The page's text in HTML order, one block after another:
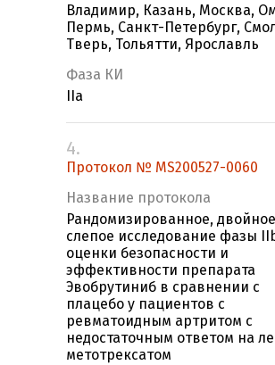
Владимир, Казань, Москва,
Пермь, Санкт-Петербург,
Тверь, Тольятти, Ярославль
Фаза КИ
IIa
4.
Протокол № MS200527-0060
Название протокола
Рандомизированное, двойное
слепое исследование фазы
оценки безопасности и
эффективности препарата
Эвобрутиниб в сравнении с
плацебо у пациентов с
ревматоидным артритом с
недостаточным ответом на
метотрексатом